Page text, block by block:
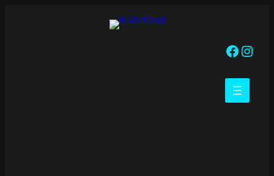
Facebook https://www.instagram.com/klubknud